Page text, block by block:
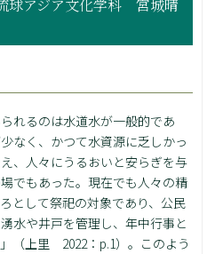
球アジア文化学科 宮城晴
れるのは水道水が一般的であ
なく、かつて水資源に乏しかっ
、人々にうるおいと安らぎを与
でもあった。現在でも人々の精
として祭祀の対象であり、公民
水や井戸を管理し、年中行事と
（上里 2022：p.1）。このよう